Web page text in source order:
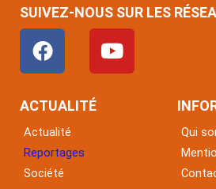
SUIVEZ-NOUS SUR LES
F
a
c
e
o
o
k
Y
o
u
ACTUALITÉ
Actualité
Reportages
Société
Qui